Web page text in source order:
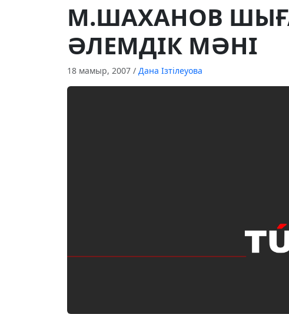
М.ШАХАНОВ
ӘЛЕМДIК МӘНI
18 мамыр, 2007 / Дана Ізтілеуова